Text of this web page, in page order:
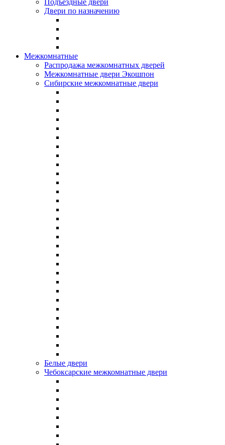
Подъездные двери
Двери по назначению
Межкомнатные
Распродажа межкомнатных дверей
Межкомнатные двери Экошпон
Сибирские межкомнатные двери
Белые двери
Чебоксарские межкомнатные двери